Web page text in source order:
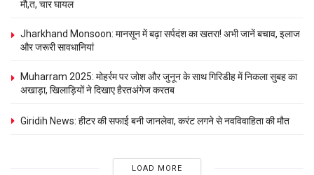
मौ,त, चार घायल
Jharkhand Monsoon: मानसून में बढ़ा सर्पदंश का खतरा! अभी जानें बचाव, इलाज
और जरूरी सावधानियां
Muharram 2025: मोहर्रम पर जोश और जुनून के साथ गिरिडीह में निकला सुबह का
अखाड़ा, खिलाड़‍ियों ने दिखाए हैरतअंगेज करतब
Giridih News: हीटर की सफाई बनी जानलेवा, करंट लगने से नवविवाहिता की मौत
LOAD MORE